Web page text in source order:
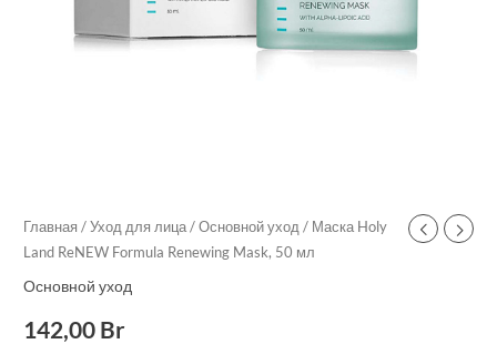
Главная /Уход для лица /Основной уход / Маска Holy
Land ReNEW Formula Renewing Mask, 50 мл
Основной уход
142,00 Br